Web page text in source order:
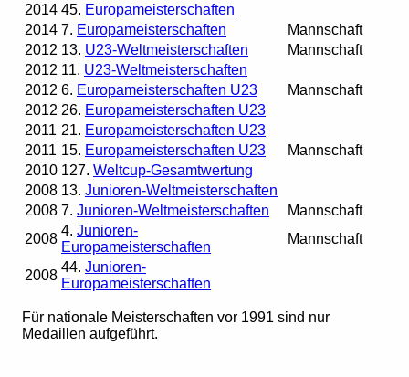
2014 45. Europameisterschaften
2014 7. Europameisterschaften
Mannschaft
2012 13. U23-Weltmeisterschaften
Mannschaft
2012 11. U23-Weltmeisterschaften
2012 6. Europameisterschaften U23
Mannschaft
2012 26. Europameisterschaften U23
2011 21. Europameisterschaften U23
2011 15. Europameisterschaften U23
Mannschaft
2010 127. Weltcup-Gesamtwertung
2008 13. Junioren-Weltmeisterschaften
2008 7. Junioren-Weltmeisterschaften
Mannschaft
2008
4. Junioren-
Europameisterschaften
Mannschaft
2008
44. Junioren-
Europameisterschaften
Für nationale Meisterschaften vor 1991 sind nur
Medaillen aufgeführt.